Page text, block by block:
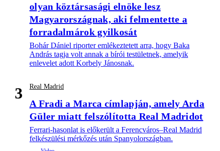
olyan köztársasági elnöke lesz
Magyarországnak, aki felmentette a
forradalmárok gyilkosát
Bohár Dániel riporter emlékeztetett arra, hogy Baka
András tagja volt annak a bírói testületnek, amelyik
enlevelet adott Korbely Jánosnak.
3 Real Madrid
A Fradi a Marca címlapján, amely Arda
Güler miatt felszólította Real Madridot
Ferrari-hasonlat is előkerült a Ferencváros–Real Madrid
felkészülési mérkőzés után Spanyolországban.